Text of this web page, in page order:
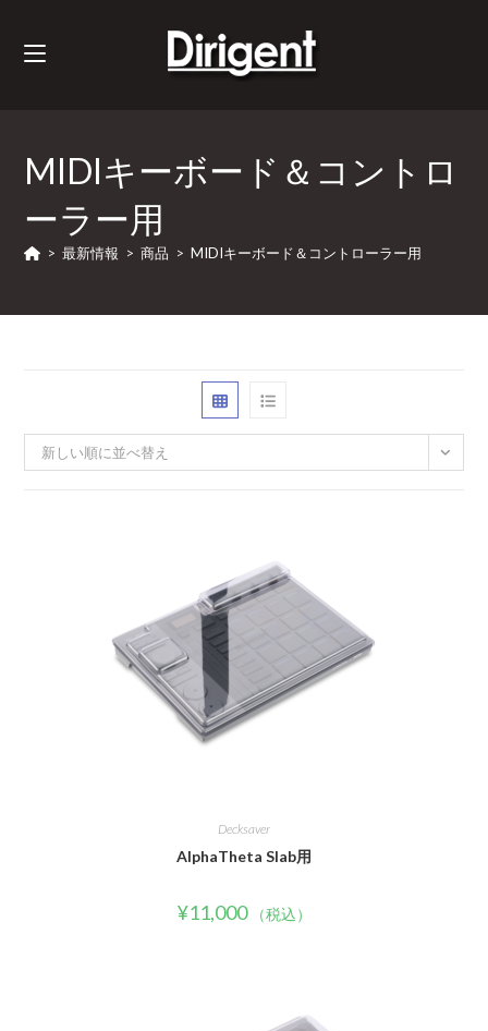
MIDIキーボード＆コントロ
ーラー用
> 最新情報 > 商品 > MIDIキーボード＆コントローラー用
新しい順に並べ替え
Decksaver
AlphaTheta Slab用
¥11,000 （税込）